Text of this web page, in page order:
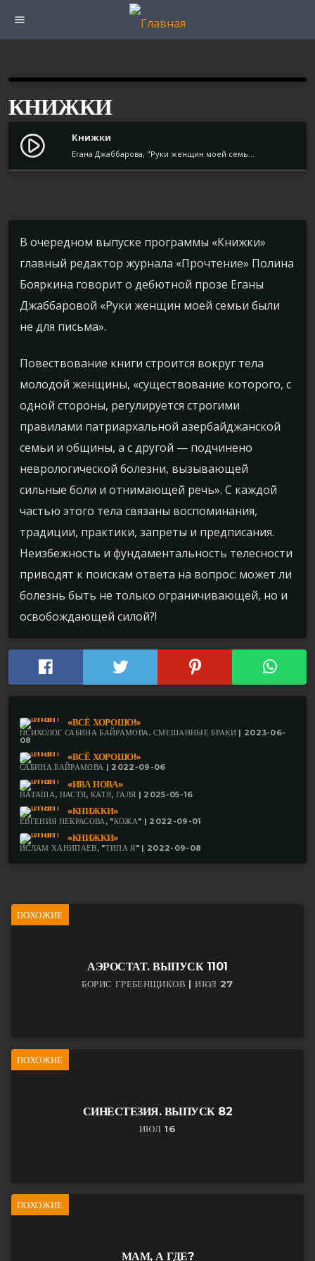
menu
КНИЖКИ
play_circle_filled Книжки
В очередном выпуске программы «Книжки»
главный редактор журнала «Прочтение» Полина
Бояркина говорит о дебютной прозе Еганы
Джаббаровой «Руки женщин моей семьи были
не для письма».
Повествование книги строится вокруг тела
молодой женщины, «существование которого, с
одной стороны, регулируется строгими
правилами патриархальной азербайджанской
семьи и общины, а с другой — подчинено
неврологической болезни, вызывающей
сильные боли и отнимающей речь». С каждой
частью этого тела связаны воспоминания,
традиции, практики, запреты и предписания.
Неизбежность и фундаментальность телесности
приводят к поискам ответа на вопрос: может ли
болезнь быть не только ограничивающей, но и
освобождающей силой?!
«ВСЁ ХОРОШО!»
ПСИХОЛОГ САБИНА БАЙРАМОВА. СМЕШАННЫЕ БРАКИ | 2023-06-
08
«ВСЁ ХОРОШО!»
САБИНА БАЙРАМОВА | 2022-09-06
«ИВА НОВА»
НАТАША, НАСТЯ, КАТЯ, ГАЛЯ | 2025-05-16
«КНИЖКИ»
ЕВГЕНИЯ НЕКРАСОВА, "КОЖА" | 2022-09-01
«КНИЖКИ»
ИСЛАМ ХАНИПАЕВ, "ТИПА Я" | 2022-09-08
ПОХОЖИЕ
АЭРОСТАТ. ВЫПУСК 1101
БОРИС ГРЕБЕНЩИКОВ | ИЮЛ 27
ПОХОЖИЕ
СИНЕСТЕЗИЯ. ВЫПУСК 82
ИЮЛ 16
ПОХОЖИЕ
МАМ, А ГДЕ?